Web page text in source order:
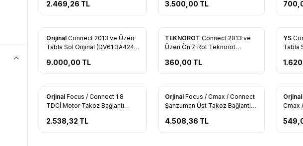
AA)
2.469,26 TL
Dişi (AV6Q 9K022 AB)
3.500,00 TL
Dişi
Favorilere Ekle
Tükendi
Orijinal Connect 2013 ve Üzeri
Tabla Sol Orijinal (DV61 3A424
9.000,00 TL
Favorilere Ekle
TEKNOROT Connect 2013 ve
Üzeri Ön Z Rot Teknorot
360,00 TL
Tükendi
YS
Favorilere Ekle
Orjinal Focus / Connect 1.8
TDCİ Motor Takoz Bağlantı
2.538,32 TL
Favorilere Ekle
Tükendi
Orjinal Focus / Cmax / Connect
Şanzuman Üst Takoz Bağlantı
4.508,36 TL
Orjinal
Cmax